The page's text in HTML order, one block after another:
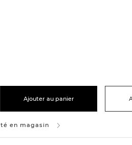
Ajouter au panier
en magasin